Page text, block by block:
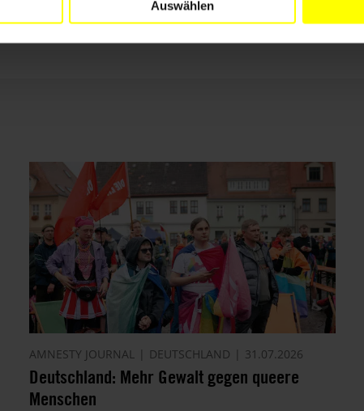
Auswählen
AMNESTY JOURNAL DEUTSCHLAND 31.07.2026
Deutschland: Mehr Gewalt gegen queere
Menschen